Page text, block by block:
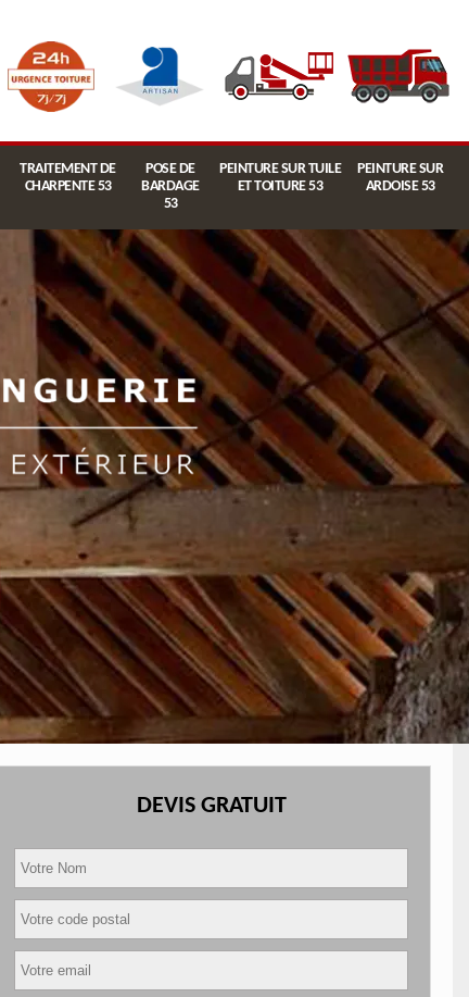
TRAITEMENT DE
CHARPENTE 53
POSE DE
BARDAGE
53
PEINTURE SUR TUILE
ET TOITURE 53
PEINTURE SUR
ARDOISE 53
DEVIS GRATUIT